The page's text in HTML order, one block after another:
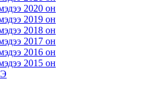
2020 он
2019 он
2018 он
2017 он
2016 он
2015 он